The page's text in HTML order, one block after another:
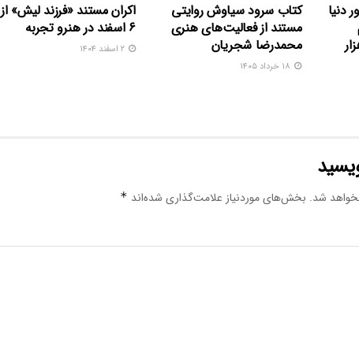
دنیا
تا ۱۳۶ هزار
کتاب سرود سیاوش روایتی
مستند از فعالیت‌های هنری
محمدرضا شجریان
اکران مستند «فرزند لیش» از
۶ اسفند در هنرو تجربه
۲ اسفند ۱۴۰۴
شد. بخش‌های موردنیاز علامت‌گذاری شده‌اند *